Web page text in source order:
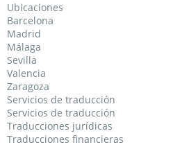
Ubicaciones
Barcelona
Madrid
Málaga
Sevilla
Valencia
Zaragoza
Servicios de traducción
Servicios de traducción
Traducciones jurídicas
Traducciones financieras